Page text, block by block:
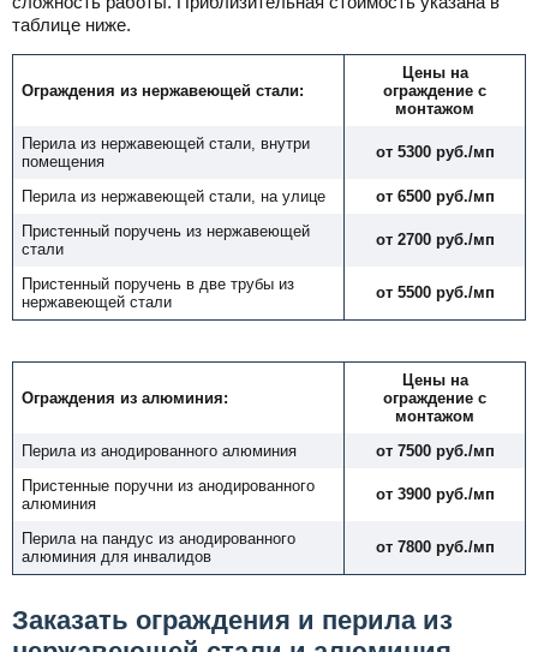
таблице ниже.
Ограждения из нержавеющей стали:
Цены на
ограждение с
монтажом
Перила из нержавеющей стали, внутри
помещения
от 5300 руб./мп
Перила из нержавеющей стали, на улице
от 6500 руб./мп
Пристенный поручень из нержавеющей
стали
от 2700 руб./мп
Пристенный поручень в две трубы из
нержавеющей стали
от 5500 руб./мп
Ограждения из алюминия:
Цены на
ограждение с
монтажом
Перила из анодированного алюминия
от 7500 руб./мп
Пристенные поручни из анодированного
алюминия
от 3900 руб./мп
Перила на пандус из анодированного
алюминия для инвалидов
от 7800 руб./мп
Заказать ограждения и перила из